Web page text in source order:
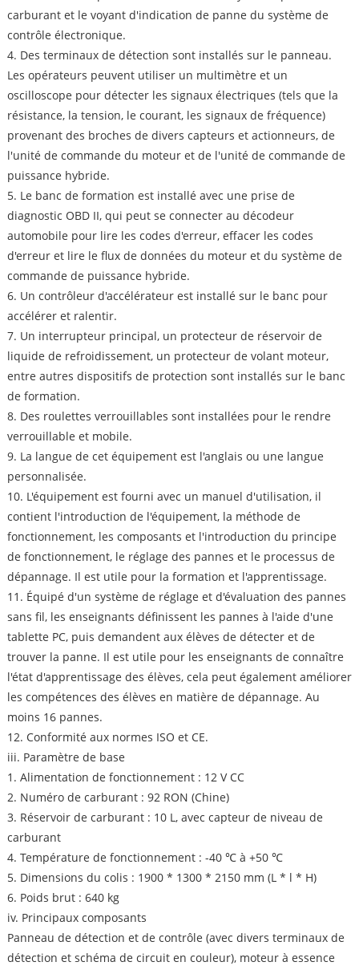
carburant et le voyant d'indication de panne du système de
contrôle électronique.
4. Des terminaux de détection sont installés sur le panneau.
Les opérateurs peuvent utiliser un multimètre et un
oscilloscope pour détecter les signaux électriques (tels que la
résistance, la tension, le courant, les signaux de fréquence)
provenant des broches de divers capteurs et actionneurs, de
l'unité de commande du moteur et de l'unité de commande de
puissance hybride.
5. Le banc de formation est installé avec une prise de
diagnostic OBD II, qui peut se connecter au décodeur
automobile pour lire les codes d'erreur, effacer les codes
d'erreur et lire le flux de données du moteur et du système de
commande de puissance hybride.
6. Un contrôleur d'accélérateur est installé sur le banc pour
accélérer et ralentir.
7. Un interrupteur principal, un protecteur de réservoir de
liquide de refroidissement, un protecteur de volant moteur,
entre autres dispositifs de protection sont installés sur le banc
de formation.
8. Des roulettes verrouillables sont installées pour le rendre
verrouillable et mobile.
9. La langue de cet équipement est l'anglais ou une langue
personnalisée.
10. L'équipement est fourni avec un manuel d'utilisation, il
contient l'introduction de l'équipement, la méthode de
fonctionnement, les composants et l'introduction du principe
de fonctionnement, le réglage des pannes et le processus de
dépannage. Il est utile pour la formation et l'apprentissage.
11. Équipé d'un système de réglage et d'évaluation des pannes
sans fil, les enseignants définissent les pannes à l'aide d'une
tablette PC, puis demandent aux élèves de détecter et de
trouver la panne. Il est utile pour les enseignants de connaître
l'état d'apprentissage des élèves, cela peut également améliorer
les compétences des élèves en matière de dépannage. Au
moins 16 pannes.
12. Conformité aux normes ISO et CE.
iii. Paramètre de base
1. Alimentation de fonctionnement : 12 V CC
2. Numéro de carburant : 92 RON (Chine)
3. Réservoir de carburant : 10 L, avec capteur de niveau de
carburant
4. Température de fonctionnement : -40 ℃ à +50 ℃
5. Dimensions du colis : 1900 * 1300 * 2150 mm (L * l * H)
6. Poids brut : 640 kg
iv. Principaux composants
Panneau de détection et de contrôle (avec divers terminaux de
détection et schéma de circuit en couleur), moteur à essence